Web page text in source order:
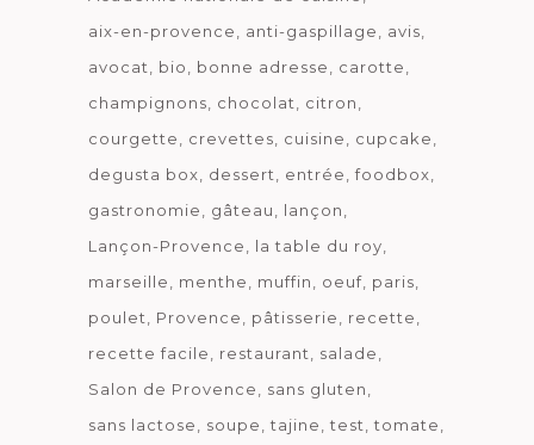
aix-en-provence
anti-gaspillage
avis
avocat
bio bonne adresse
carotte
champignons
chocolat
citron
courgette
crevettes cuisine
cupcake
degusta box
dessert entrée
foodbox
gastronomie
gâteau
lançon
Lançon-Provence
la table du roy
marseille
menthe muffin oeuf paris
poulet
Provence pâtisserie
recette
recette facile
restaurant
salade
Salon de Provence
sans gluten
sans lactose
soupe tajine test tomate